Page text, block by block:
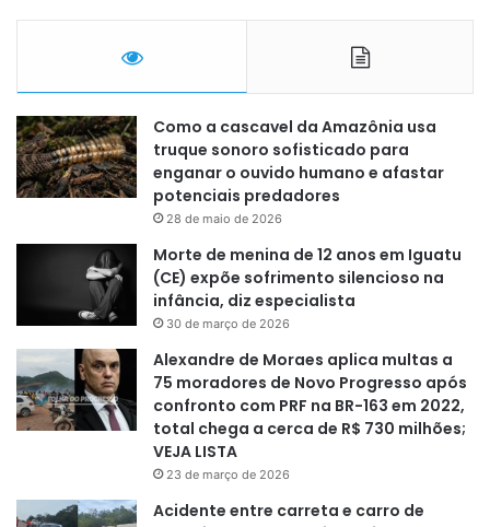
Como a cascavel da Amazônia usa
truque sonoro sofisticado para
enganar o ouvido humano e afastar
potenciais predadores
28 de maio de 2026
Morte de menina de 12 anos em Iguatu
(CE) expõe sofrimento silencioso na
infância, diz especialista
30 de março de 2026
Alexandre de Moraes aplica multas a
75 moradores de Novo Progresso após
confronto com PRF na BR-163 em 2022,
total chega a cerca de R$ 730 milhões;
VEJA LISTA
23 de março de 2026
Acidente entre carreta e carro de